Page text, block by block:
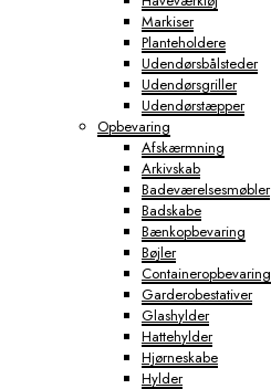
Markiser
Planteholdere
Udendørsbålsteder
Udendørsgriller
Udendørstæpper
Opbevaring
Afskærmning
Arkivskab
Badeværelsesmøbler
Badskabe
Bænkopbevaring
Bøjler
Containeropbevaring
Garderobestativer
Glashylder
Hattehylder
Hjørneskabe
Hylder